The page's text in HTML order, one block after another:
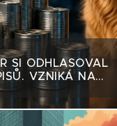
SI ODHLASOVAL
VZNIKÁ NA